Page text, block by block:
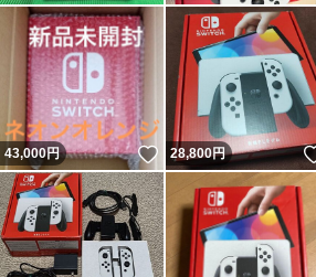
43,000円 いいね！
28,800円